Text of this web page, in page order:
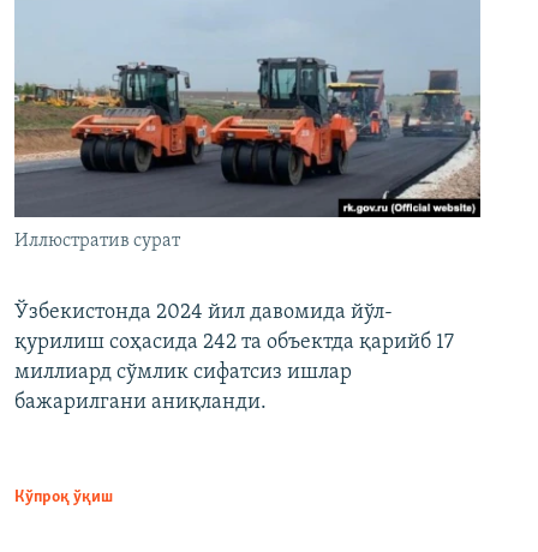
Иллюстратив сурат
Ўзбекистонда 2024 йил давомида йўл-
қурилиш соҳасида 242 та объектда қарийб 17
миллиард сўмлик сифатсиз ишлар
бажарилгани аниқланди.
Кўпроқ ўқиш